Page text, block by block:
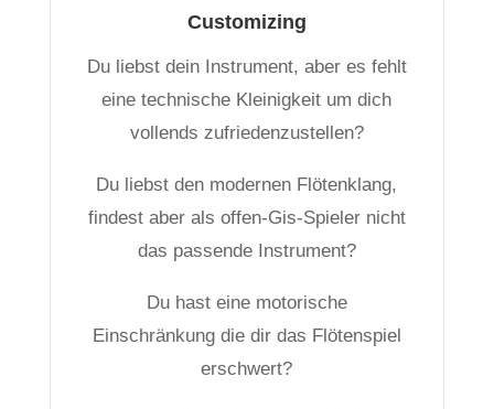
Customizing
Du liebst dein Instrument, aber es fehlt
eine technische Kleinigkeit um dich
vollends zufriedenzustellen?
Du liebst den modernen Flötenklang,
findest aber als offen-Gis-Spieler nicht
das passende Instrument?
Du hast eine motorische
Einschränkung die dir das Flötenspiel
erschwert?